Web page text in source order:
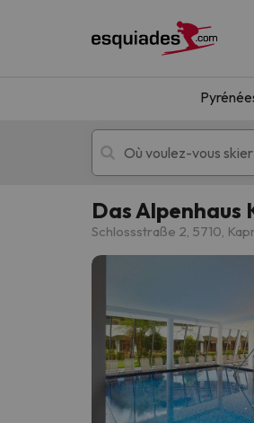
Séjours au ski
Oups, nous n'avons
Das Alpenhaus
Schlossstraße 2, 5710,